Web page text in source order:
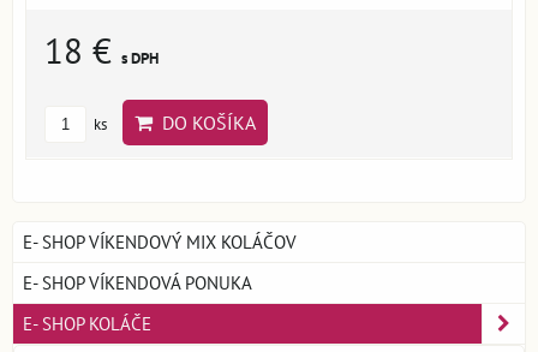
18 € s DPH
ks DO KOŠÍKA
E- SHOP VÍKENDOVÝ MIX KOLÁČOV
E- SHOP VÍKENDOVÁ PONUKA
E- SHOP KOLÁČE